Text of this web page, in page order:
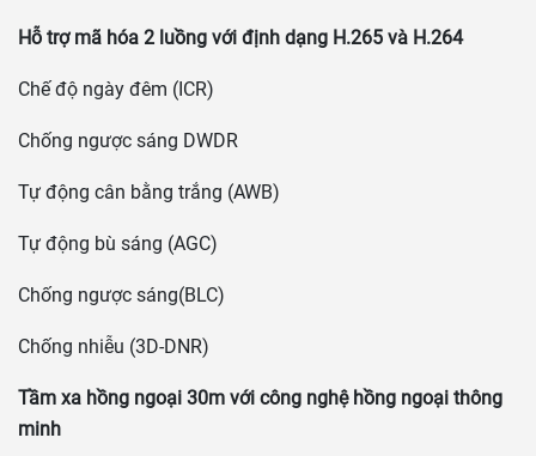
Hỗ trợ mã hóa 2 luồng với định dạng H.265 và H.264
Chế độ ngày đêm (ICR)
Chống ngược sáng DWDR
Tự động cân bằng trắng (AWB)
Tự động bù sáng (AGC)
Chống ngược sáng(BLC)
Chống nhiễu (3D-DNR)
Tầm xa hồng ngoại 30m với công nghệ hồng ngoại thông
minh